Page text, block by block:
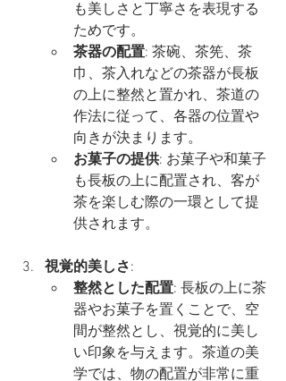
も美しさと丁寧さを表現する
ためです。
茶器の配置: 茶碗、茶筅、茶
巾、茶入れなどの茶器が長板
の上に整然と置かれ、茶道の
作法に従って、各器の位置や
向きが決まります。
お菓子の提供: お菓子や和菓子
も長板の上に配置され、客が
茶を楽しむ際の一環として提
供されます。
視覚的美しさ:
整然とした配置: 長板の上に茶
器やお菓子を置くことで、空
間が整然とし、視覚的に美し
い印象を与えます。茶道の美
学では、物の配置が非常に重